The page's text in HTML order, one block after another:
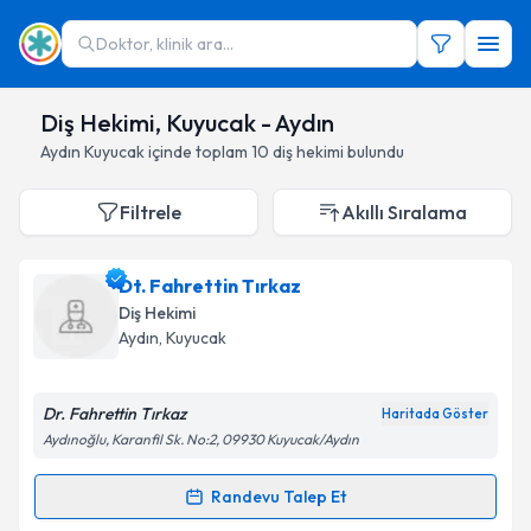
Doktor, klinik ara...
Diş Hekimi, Kuyucak - Aydın
Aydın Kuyucakiçinde toplam 10 diş hekimi bulundu
Filtrele Akıllı Sıralama
Dt. Fahrettin Tırkaz
Diş Hekimi
Aydın, Kuyucak
Dr. Fahrettin Tırkaz Haritada Göster
Aydınoğlu, Karanfil Sk. No:2, 09930 Kuyucak/Aydın
Randevu Talep Et
Randevu Takvimi Talebi